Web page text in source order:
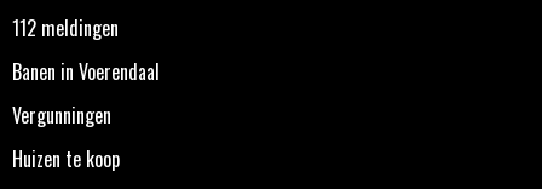
112 meldingen
Banen in Voerendaal
Vergunningen
Huizen te koop